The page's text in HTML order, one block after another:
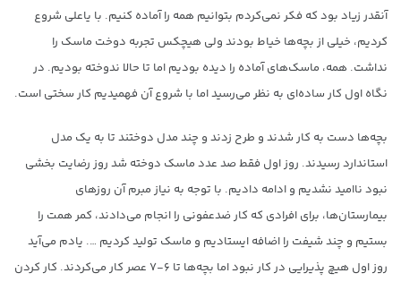
آنقدر زیاد بود که فکر نمی‌کردم بتوانیم همه را آماده کنیم. با یاعلی شروع
کردیم، خیلی از بچه‌ها خیاط بودند ولی هیچکس تجربه دوخت ماسک را
نداشت. همه، ماسک‌های آماده را دیده بودیم اما تا حالا ندوخته بودیم. در
نگاه اول کار ساده‌ای به نظر می‌رسید اما با شروع آن فهمیدیم کار سختی است.
بچه‌ها دست به کار شدند و طرح زدند و چند مدل دوختند تا به یک مدل
استاندارد رسیدند. روز اول فقط صد عدد ماسک دوخته شد روز رضایت بخشی
نبود ناامید نشدیم و ادامه دادیم. با توجه به نیاز مبرم آن روزهای
بیمارستان‌ها، برای افرادی که کار ضدعفونی را انجام می‌دادند، کمر همت را
بستیم و چند شیفت را اضافه ایستادیم و ماسک تولید کردیم …. یادم می‌آید
روز اول هیچ پذیرایی در کار نبود اما بچه‌ها تا ۶-۷ عصر کار می‌کردند. کار کردن